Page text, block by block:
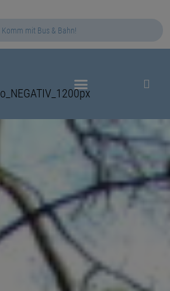
Komm mit Bus & Bahn!